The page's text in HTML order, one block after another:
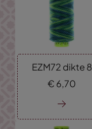
EZM72 dikte 8
€ 6,70